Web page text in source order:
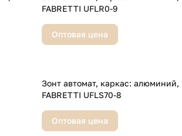
FABRETTI UFLR0-9
Оптовая цена
Зонт автомат, каркас: алюминий, 102см,
FABRETTI UFLS70-8
Оптовая цена